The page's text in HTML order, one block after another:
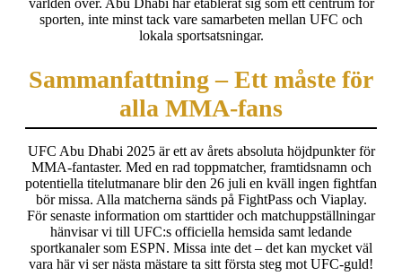
världen över. Abu Dhabi har etablerat sig som ett centrum för
sporten, inte minst tack vare samarbeten mellan UFC och
lokala sportsatsningar.
Sammanfattning – Ett måste för
alla MMA-fans
UFC Abu Dhabi 2025 är ett av årets absoluta höjdpunkter för
MMA-fantaster. Med en rad toppmatcher, framtidsnamn och
potentiella titelutmanare blir den 26 juli en kväll ingen fightfan
bör missa. Alla matcherna sänds på FightPass och Viaplay.
För senaste information om starttider och matchuppställningar
hänvisar vi till UFC:s officiella hemsida samt ledande
sportkanaler som ESPN. Missa inte det – det kan mycket väl
vara här vi ser nästa mästare ta sitt första steg mot UFC-guld!